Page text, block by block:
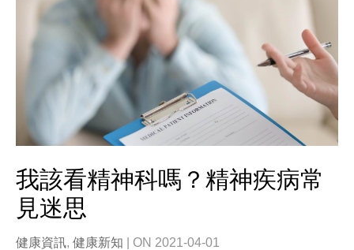
我該看精神科嗎？精神疾病常
見迷思
健康資訊, 健康新知 | ON 2021-04-01